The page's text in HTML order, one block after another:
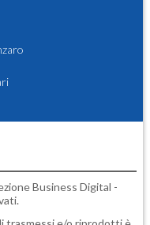
Business Digital -